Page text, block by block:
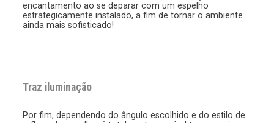
encantamento ao se deparar com um espelho
estrategicamente instalado, a fim de tornar o ambiente
ainda mais sofisticado!
Traz iluminação
Por fim, dependendo do ângulo escolhido e do estilo de